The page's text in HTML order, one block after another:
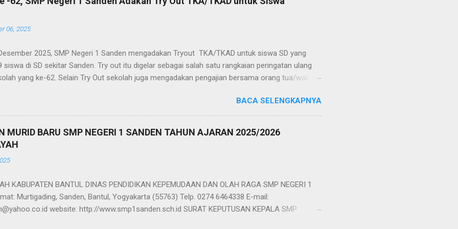
06, 2025
2025, SMP Negeri 1 Sanden mengadakan Tryout TKA/TKAD untuk siswa SD yang
siswa di SD sekitar Sanden. Try out itu digelar sebagai salah satu rangkaian peringatan ulang
yang ke-62. Selain Try Out sekolah juga mengadakan pengajian bersama orang tua/wali
Grebek Sampah di Pantai Gua Cemara. Sebagai rangkaian ulang tahun, Try Out tersebut
3 Mata Pelajaran TKA/TKAD, yaitu Bahasa Indonesia, matematika, dan IPA/ Saint. Try Out itu
ajang latihan bagi para siswa SD dalam menghadapi TKA/TKAD. Akhirnya setelah para
selama 120 menit dan dikoreksi panitia. Hasilnya sebagai berikut : Juara pertama
juara ketiga adalah Salsabila Mufida dari SD Piring Sanden. Mereka bertiga berhak m...
BACA SELENGKAPNYA
MURID BARU SMP NEGERI 1 SANDEN TAHUN AJARAN 2025/2026
KABUPATEN BANTUL DINAS PENDIDIKAN KEPEMUDAAN DAN OLAH RAGA SMP NEGERI 1
Murtigading, Sanden, Bantul, Yogyakarta (55763) Telp. 0274 6464338 E-mail:
website: http://www.smp1sanden.sch.id SURAT KEPUTUSAN KEPALA SMP